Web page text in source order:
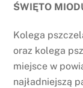
ŚWIĘTO
Kolega
oraz kolega
miejsce w
najładniejszą